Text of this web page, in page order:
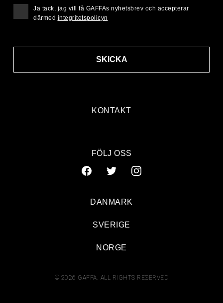
KONTAKT
SKICKA
Ja tack, jag vill få GAFFAs nyhetsbrev och accepterar
därmed integritetspolicyn
FÖLJ OSS
© 2026 GAFFA. ALL RIGHTS RESERVED
DANMARK
SVERIGE
NORGE